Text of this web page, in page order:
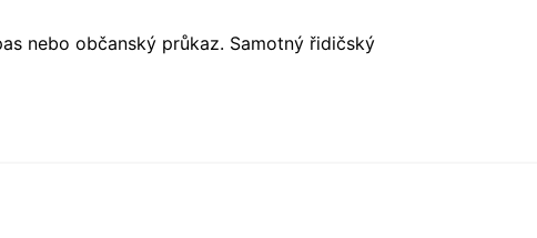
nebo občanský průkaz. Samotný řidičský